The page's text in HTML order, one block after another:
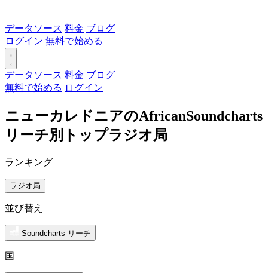
データソース 料金 ブログ
ログイン 無料で始める
データソース 料金 ブログ
無料で始める ログイン
ニューカレドニアのAfricanSoundcharts
リーチ別トップラジオ局
ランキング
ラジオ局
並び替え
Soundcharts リーチ
国